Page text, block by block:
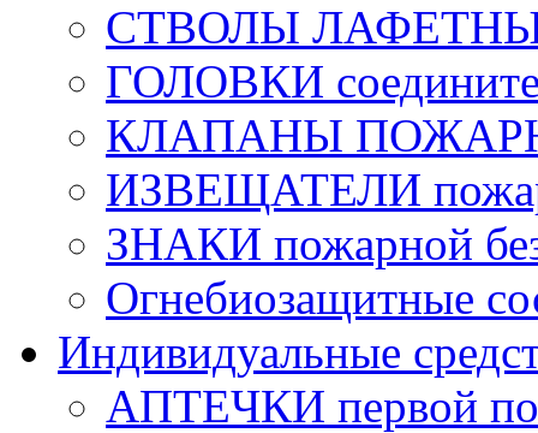
СТВОЛЫ
ГОЛОВКИ
КЛАПАНЫ
ИЗВЕЩАТЕЛИ
ЗНАКИ пожарной
Огнебиозащитные
Индивидуальные
АПТЕЧКИ первой